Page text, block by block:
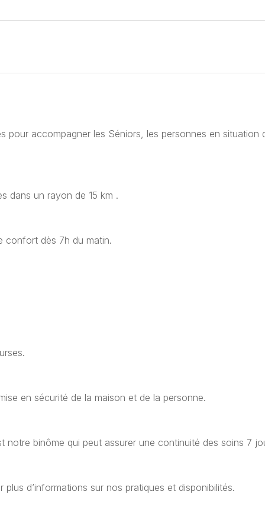
pour accompagner les Séniors, les personnes en situation
dans un rayon de 15 km .
confort dès 7h du matin.
en sécurité de la maison et de la personne.
binôme qui peut assurer une continuité des soins 7
d’informations sur nos pratiques et disponibilités.